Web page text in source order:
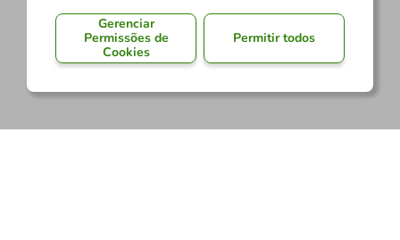
Gerenciar
Permissões de
Cookies
Permitir todos